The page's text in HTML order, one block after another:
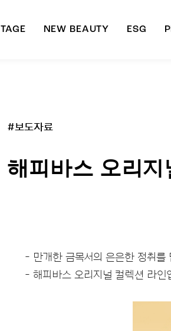
NEW BEAUTY ESG
#보도자료
해피바스 오리지
- 만개한 금목서의 은은한 정취를
- 해피바스 오리지널 컬렉션 라